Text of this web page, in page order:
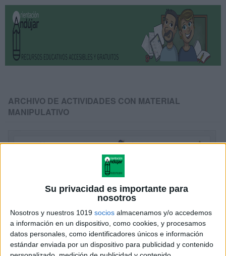
Su privacidad es importante para
nosotros
Nosotros y nuestros 1019 socios almacenamos y/o accedemos
a información en un dispositivo, como cookies, y procesamos
datos personales, como identificadores únicos e información
estándar enviada por un dispositivo para publicidad y contenido
ARCHIVO DE ACTIVIDADES CON MATERIAL
MANIPULATIVO